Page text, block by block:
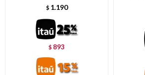
$ 1.190
$ 893